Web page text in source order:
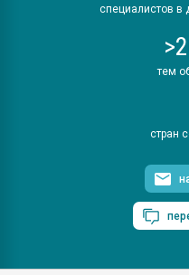
специалистов
тем
стран